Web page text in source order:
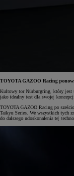
TOYOTA GAZOO Racing
Kultowy tor Nürburgring, który jest
jako idealny test dla swojej
TOYOTA GAZOO Racing po
Taikyu Series. We wszystkich tych
do dalszego udoskonalenia tej